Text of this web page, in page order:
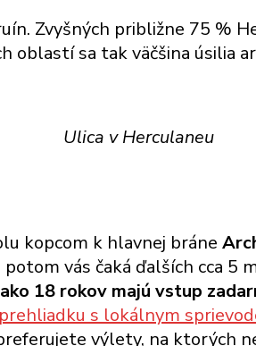
Zvyšných približne 75 %
oblastí sa tak väčšina úsilia
Ulica v Herculaneu
kopcom k hlavnej bráne
vás čaká ďalších cca 5
18 rokov majú vstup
prehliadku s lokálnym
výlety, na ktorých